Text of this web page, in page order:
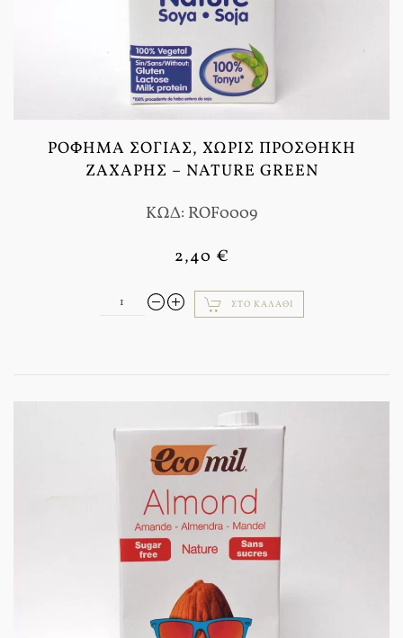
ΡΌΦΗΜΑ ΣΌΓΙΑΣ, ΧΩΡΊΣ ΠΡΟΣΘΉΚΗ
ΖΆΧΑΡΗΣ – NATURE GREEN
ΚΩΔ: ROF0009
2,40 €
ΣΤΟ ΚΑΛΆΘΙ